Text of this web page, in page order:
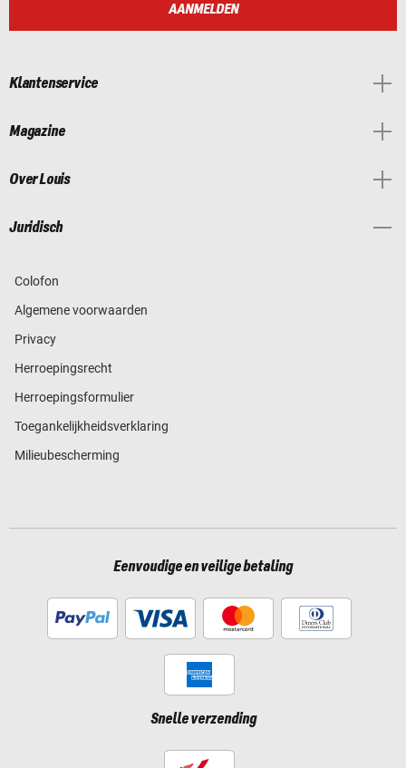
AANMELDEN
Klantenservice
Magazine
Over Louis
Juridisch
Colofon
Algemene voorwaarden
Privacy
Herroepingsrecht
Herroepingsformulier
Toegankelijkheidsverklaring
Milieubescherming
Eenvoudige en veilige betaling
Snelle verzending